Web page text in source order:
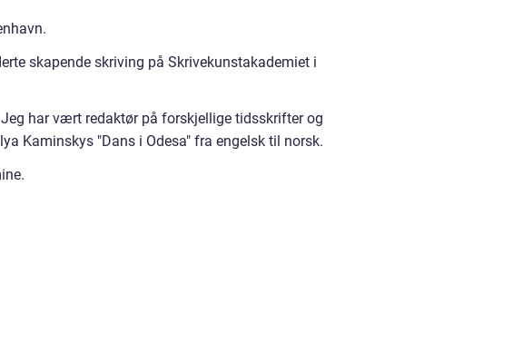
skapende skriving på Skrivekunstakademiet i
har vært redaktør på forskjellige tidsskrifter og
Kaminskys "Dans i Odesa" fra engelsk til norsk.